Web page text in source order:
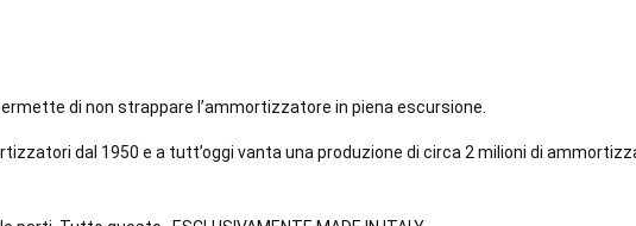
di non strappare l’ammortizzatore in piena escursione.
dal 1950 e a tutt’oggi vanta una produzione di circa 2 milioni di